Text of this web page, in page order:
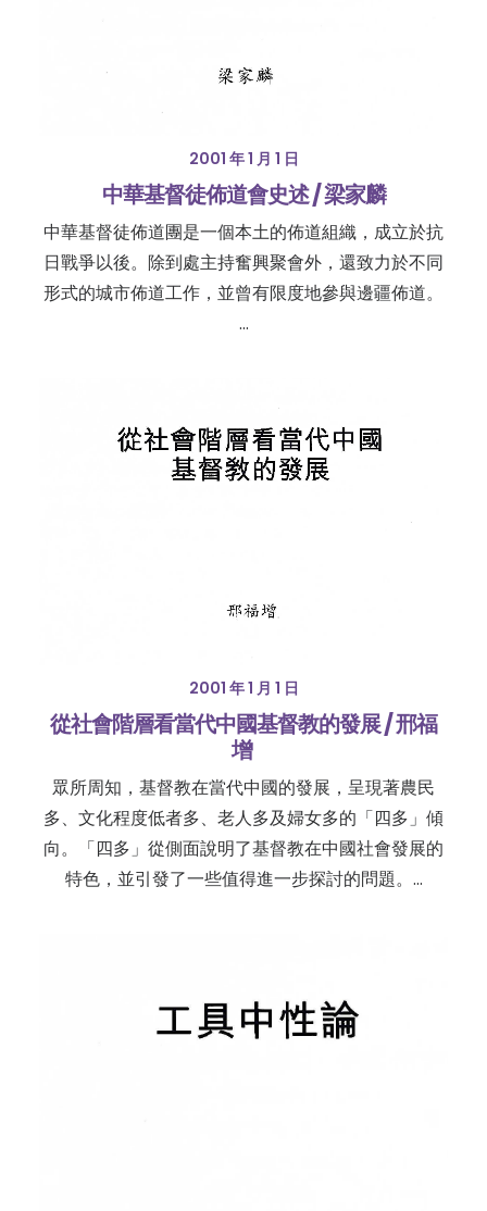
2001 年 1 月 1 日
中華基督徒佈道會史述 / 梁家麟
中華基督徒佈道團是一個本土的佈道組織，成立於抗
日戰爭以後。除到處主持奮興聚會外，還致力於不同
形式的城市佈道工作，並曾有限度地參與邊疆佈道。
…
2001 年 1 月 1 日
從社會階層看當代中國基督教的發展 / 邢福
增
眾所周知，基督教在當代中國的發展，呈現著農民
多、文化程度低者多、老人多及婦女多的「四多」傾
向。「四多」從側面說明了基督教在中國社會發展的
特色，並引發了一些值得進一步探討的問題。…